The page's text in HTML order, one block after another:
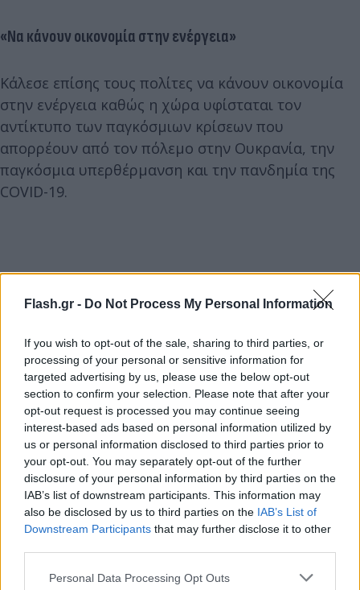
Flash.gr - Do Not Process My Personal Information
If you wish to opt-out of the sale, sharing to third parties, or
processing of your personal or sensitive information for
targeted advertising by us, please use the below opt-out
section to confirm your selection. Please note that after your
opt-out request is processed you may continue seeing
interest-based ads based on personal information utilized by
us or personal information disclosed to third parties prior to
your opt-out. You may separately opt-out of the further
disclosure of your personal information by third parties on the
IAB’s list of downstream participants. This information may
also be disclosed by us to third parties on the IAB’s List of
Downstream Participants that may further disclose it to other
Please note that this website/app uses one or more Google
Personal Data Processing Opt Outs
«Να κάνουν οικονομία στην ενέργεια»
Κάλεσε επίσης τους πολίτες να κάνουν οικονομία
στην ενέργεια καθώς η χώρα υφίσταται τον
αντίκτυπο των παγκόσμιων κρίσεων που
απορρέουν από τον πόλεμο στην Ουκρανία, την
παγκόσμια υπερθέρμανση και την πανδημία της
COVID-19.